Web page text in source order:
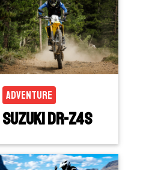
Adventure
Suzuki DR-Z4S